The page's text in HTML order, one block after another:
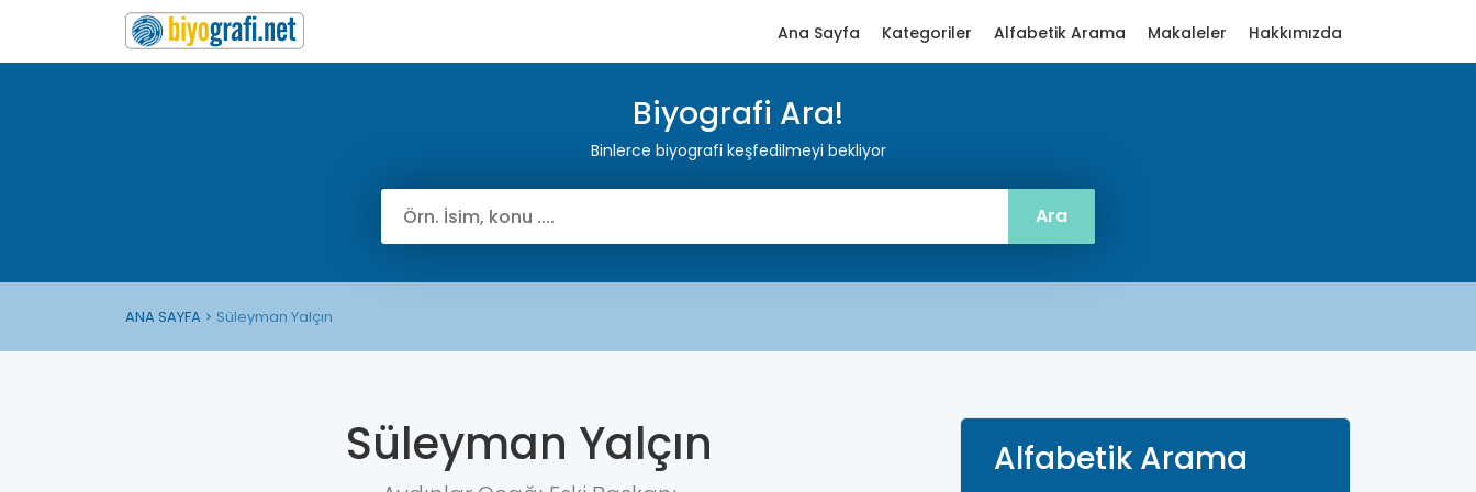
Ana Sayfa Kategoriler Alfabetik Arama Makaleler Hakkımızda
Biyografi Ara!
Binlerce biyografi keşfedilmeyi bekliyor
ANA SAYFA Süleyman Yalçın
Süleyman Yalçın Alfabetik Arama